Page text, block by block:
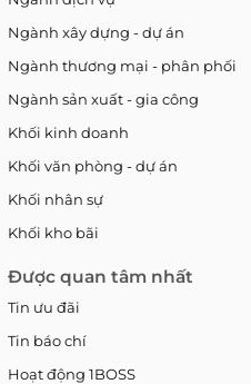
Ngành xây dựng - dự án
Ngành thương mại - phân phối
Ngành sản xuất - gia công
Khối kinh doanh
Khối văn phòng - dự án
Khối nhân sự
Khối kho bãi
Được quan tâm nhất
Tin ưu đãi
Tin báo chí
Hoạt động 1BOSS